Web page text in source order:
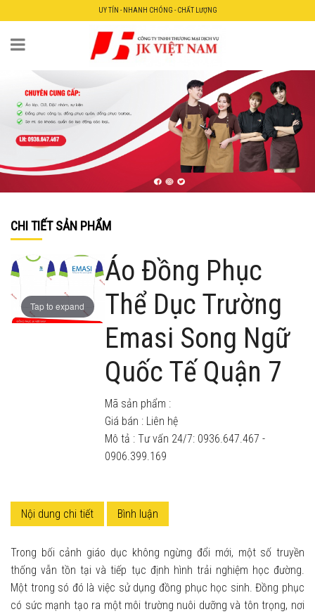
UY TÍN - NHANH CHÓNG - CHẤT LƯỢNG
CHI TIẾT SẢN PHẨM
Tap to expand
Áo Đồng Phục
Thể Dục Trường
Emasi Song Ngữ
Quốc Tế Quận 7
Mã sản phẩm :
Giá bán : Liên hệ
Mô tả : Tư vấn 24/7: 0936.647.467 -
0906.399.169
Nội dung chi tiết Bình luận
Trong bối cảnh giáo dục không ngừng đổi mới, một số truyền
thống vẫn tồn tại và tiếp tục định hình trải nghiệm học đường.
Một trong só đó là việc sử dụng đồng phục học sinh. Đồng phục
có sức mạnh tạo ra một môi trường nuôi dưỡng và tôn trọng, nơi